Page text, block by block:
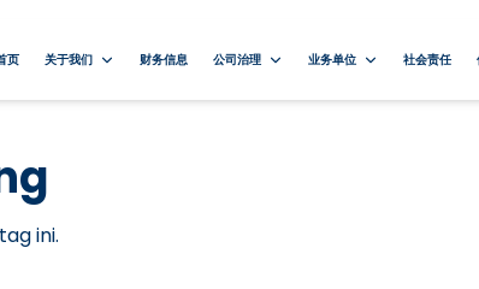
页 关于我们 财务信息 公司治理 业务单位 社会责任
ini.